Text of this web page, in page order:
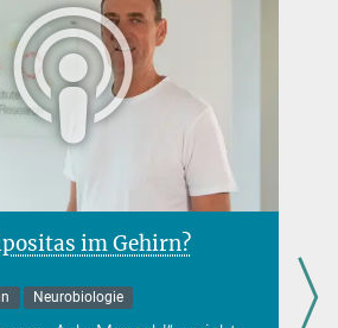
im Gehirn?
Neurobiologie